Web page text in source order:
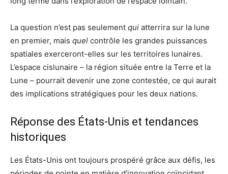
La question n’est pas seulement qui atterrira sur la lune
en premier, mais quel contrôle les grandes puissances
spatiales exerceront-elles sur les territoires lunaires.
L’espace cislunaire – la région située entre la Terre et la
Lune – pourrait devenir une zone contestée, ce qui aurait
des implications stratégiques pour les deux nations.
Réponse des États-Unis et tendances
historiques
Les États-Unis ont toujours prospéré grâce aux défis, les